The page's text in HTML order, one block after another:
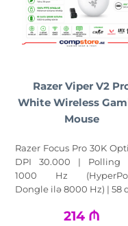
Razer Viper V2
White Wireless
Mouse
Razer Focus Pro 30K
DPI 30.000 | Polling
1000 Hz
Dongle ilə 8000 Hz) | 58
214 ₼